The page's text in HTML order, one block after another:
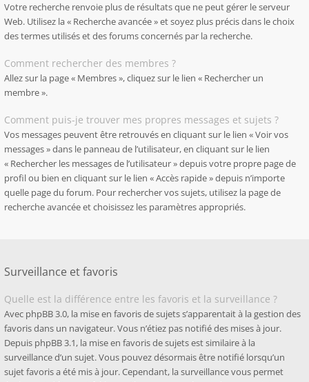
Votre recherche renvoie plus de résultats que ne peut gérer le serveur
Web. Utilisez la « Recherche avancée » et soyez plus précis dans le choix
des termes utilisés et des forums concernés par la recherche.
Comment rechercher des membres ?
Allez sur la page « Membres », cliquez sur le lien « Rechercher un
membre ».
Comment puis-je trouver mes propres messages et sujets ?
Vos messages peuvent être retrouvés en cliquant sur le lien « Voir vos
messages » dans le panneau de l’utilisateur, en cliquant sur le lien
« Rechercher les messages de l’utilisateur » depuis votre propre page de
profil ou bien en cliquant sur le lien « Accès rapide » depuis n’importe
quelle page du forum. Pour rechercher vos sujets, utilisez la page de
recherche avancée et choisissez les paramètres appropriés.
Surveillance et favoris
Quelle est la différence entre les favoris et la surveillance ?
Avec phpBB 3.0, la mise en favoris de sujets s’apparentait à la gestion des
favoris dans un navigateur. Vous n’étiez pas notifié des mises à jour.
Depuis phpBB 3.1, la mise en favoris de sujets est similaire à la
surveillance d’un sujet. Vous pouvez désormais être notifié lorsqu’un
sujet favoris a été mis à jour. Cependant, la surveillance vous permet